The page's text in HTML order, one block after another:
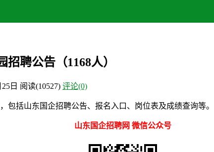
聘公告（1168人）
日 阅读(10527) 评论(0)
包括山东国企招聘公告、报名入口、岗位表及成绩查询
山东国企招聘网 微信公众号